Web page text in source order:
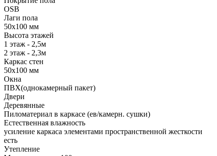
OSB
Лаги пола
50х100 мм
Высота этажей
1 этаж - 2,5м
2 этаж - 2,3м
Каркас стен
50х100 мм
Окна
ПВХ(однокамерный пакет)
Двери
Деревянные
Пиломатериал в каркасе (ев/камерн. сушки)
Естественная влажность
усиление каркаса элементами пространственной жесткости
есть
Утепление